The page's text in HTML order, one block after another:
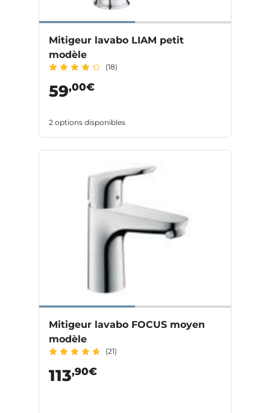
Mitigeur lavabo LIAM petit
modèle
(18)
59,00€
2 options disponibles
Mitigeur lavabo FOCUS moyen
modèle
(21)
113,90€